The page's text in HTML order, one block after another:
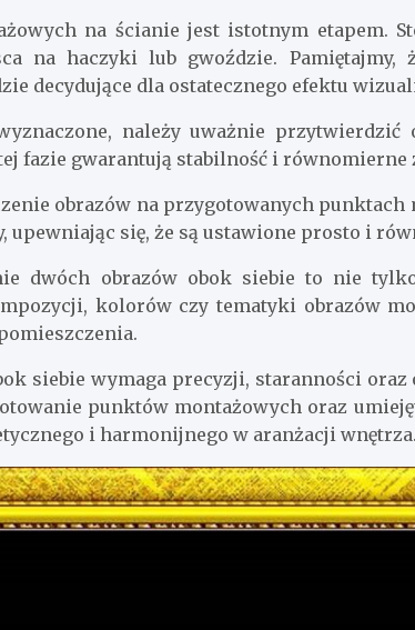
na ścianie jest istotnym etapem.
na haczyki lub gwoździe. Pamiętajmy,
decydujące dla ostatecznego efektu
należy uważnie przytwierdzić
fazie gwarantują stabilność i równomierne
obrazów na przygotowanych
się, że są ustawione prosto i
dwóch obrazów obok siebie to nie
kolorów czy tematyki obrazów
siebie wymaga precyzji, staranności
punktów montażowych oraz
i harmonijnego w aranżacji wnętrza.